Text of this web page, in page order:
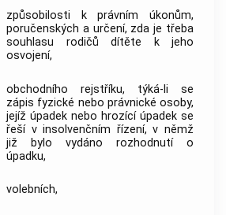
způsobilosti k právním úkonům,
poručenských a určení, zda je třeba
souhlasu rodičů dítěte k jeho
osvojení,
obchodního rejstříku, týká-li se
zápis fyzické nebo právnické osoby,
jejíž úpadek nebo hrozící úpadek se
řeší v insolvenčním řízení, v němž
již bylo vydáno rozhodnutí o
úpadku,
volebních,